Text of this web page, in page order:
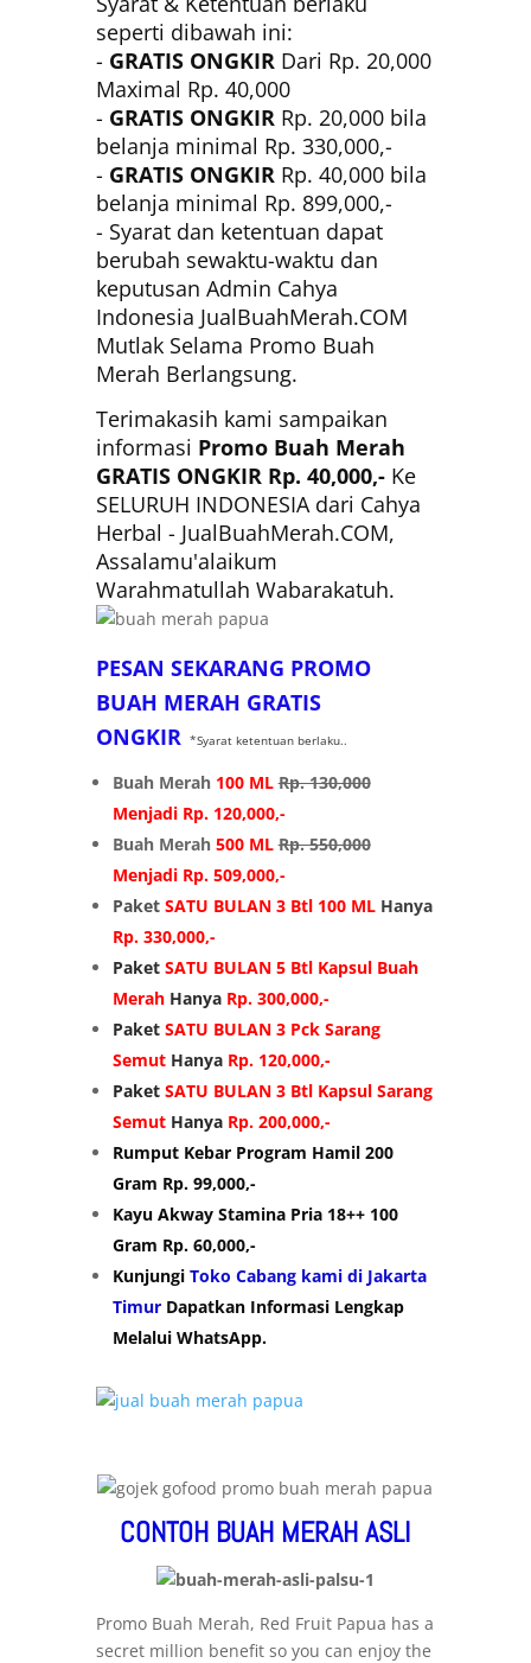
seperti dibawah ini:
- GRATIS ONGKIRDari Rp. 20,000
Maximal Rp. 40,000
- GRATIS ONGKIRRp. 20,000 bila
belanja minimal Rp. 330,000,-
- GRATIS ONGKIRRp. 40,000 bila
belanja minimal Rp. 899,000,-
- Syarat dan ketentuan dapat
berubah sewaktu-waktu dan
keputusan Admin Cahya
Indonesia JualBuahMerah.COM
Mutlak Selama Promo Buah
Merah Berlangsung.
Terimakasih kami sampaikan
informasi Promo Buah Merah
GRATIS ONGKIR Rp. 40,000,-Ke
SELURUH INDONESIA dari Cahya
Herbal - JualBuahMerah.COM,
Assalamu'alaikum
Warahmatullah Wabarakatuh.
PESAN SEKARANG PROMO
BUAH MERAH GRATIS
ONGKIR *Syarat ketentuan berlaku..
Buah Merah 100 ML Rp. 130,000
Menjadi Rp. 120,000,-
Buah Merah500 ML Rp. 550,000
Menjadi Rp. 509,000,-
PaketSATU BULAN 3 Btl 100 ML Hanya
Rp. 330,000,-
Paket SATU BULAN 5 Btl Kapsul Buah
Merah Hanya Rp. 300,000,-
Paket SATU BULAN 3 Pck Sarang
Semut Hanya Rp. 120,000,-
Paket SATU BULAN 3 Btl Kapsul Sarang
Semut Hanya Rp. 200,000,-
Rumput Kebar Program Hamil 200
Gram Rp. 99,000,-
Kayu Akway Stamina Pria 18++ 100
Gram Rp. 60,000,-
Kunjungi Toko Cabang kami di Jakarta
TimurDapatkan Informasi Lengkap
Melalui WhatsApp.
CONTOH BUAH MERAH ASLI
Promo Buah Merah, Red Fruit Papua has a
secret million benefit so you can enjoy the